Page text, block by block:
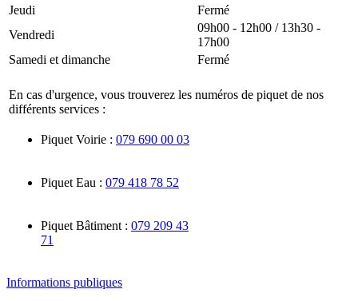
Jeudi
Fermé
Vendredi
09h00 - 12h00 / 13h30 -
17h00
Samedi et dimanche
Fermé
En cas d'urgence, vous trouverez les numéros de piquet de nos
différents services :
Piquet Voirie : 079 690 00 03
Piquet Eau : 079 418 78 52
Piquet Bâtiment : 079 209 43
71
Informations publiques